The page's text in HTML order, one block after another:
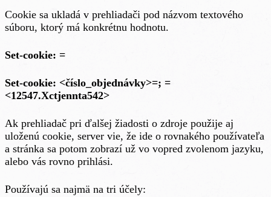
Cookie sa ukladá v prehliadači pod názvom textového
súboru, ktorý má konkrétnu hodnotu.
Set-cookie: =
Set-cookie: <číslo_objednávky>=; =
<12547.Xctjennta542>
Ak prehliadač pri ďalšej žiadosti o zdroje použije aj
uloženú cookie, server vie, že ide o rovnakého používateľa
a stránka sa potom zobrazí už vo vopred zvolenom jazyku,
alebo vás rovno prihlási.
Používajú sa najmä na tri účely: